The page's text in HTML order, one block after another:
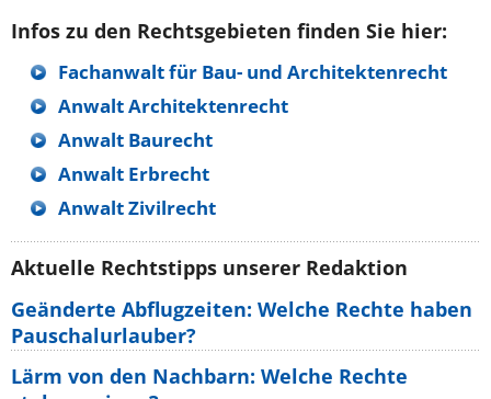
Infos zu den Rechtsgebieten finden Sie hier:
Fachanwalt für Bau- und Architektenrecht
Anwalt Architektenrecht
Anwalt Baurecht
Anwalt Erbrecht
Anwalt Zivilrecht
Aktuelle Rechtstipps unserer Redaktion
Geänderte Abflugzeiten: Welche Rechte haben
Pauschalurlauber?
Lärm von den Nachbarn: Welche Rechte